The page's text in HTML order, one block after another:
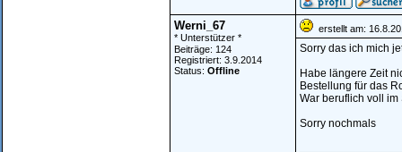
Werni_67
* Unterstützer *
Beiträge: 124
Registriert: 3.9.2014
Status: Offline
erstellt am:
Sorry das ich mich
Habe längere Zeit
Bestellung für das
War beruflich voll im
Sorry nochmals